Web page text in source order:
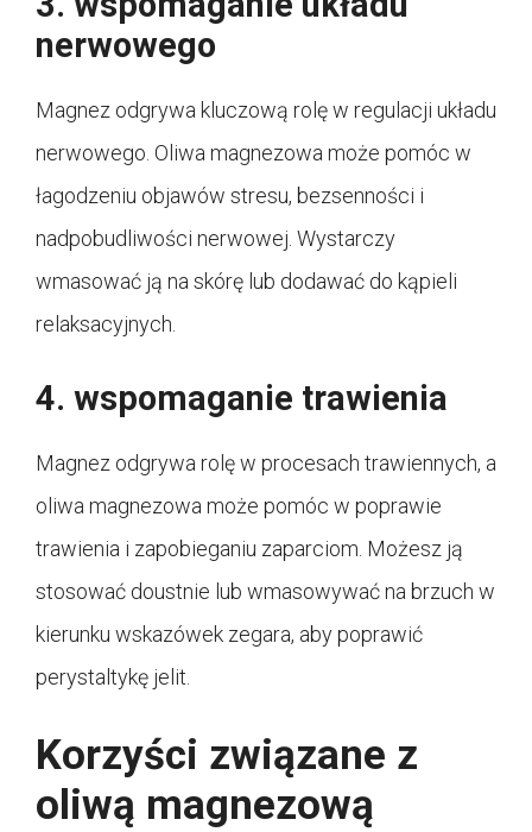
nerwowego
Magnez odgrywa kluczową rolę w regulacji układu
nerwowego. Oliwa magnezowa może pomóc w
łagodzeniu objawów stresu, bezsenności i
nadpobudliwości nerwowej. Wystarczy
wmasować ją na skórę lub dodawać do kąpieli
relaksacyjnych.
4. wspomaganie trawienia
Magnez odgrywa rolę w procesach trawiennych, a
oliwa magnezowa może pomóc w poprawie
trawienia i zapobieganiu zaparciom. Możesz ją
stosować doustnie lub wmasowywać na brzuch w
kierunku wskazówek zegara, aby poprawić
perystaltykę jelit.
Korzyści związane z
oliwą magnezową